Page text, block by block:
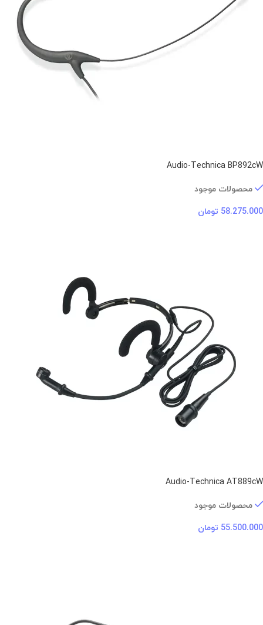
Audio-Technica BP892cW
محصولات موجود
58.275.000 تومان
Audio-Technica AT889cW
محصولات موجود
55.500.000 تومان